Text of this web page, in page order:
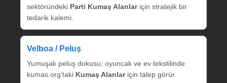
sektöründeki Parti Kumaş Alanlariçin stratejik bir
tedarik kalemi.
Velboa / Peluş
Yumuşak peluş dokusu; oyuncak ve ev tekstilinde
kumas.org’taki Kumaş Alanlariçin talep görür.